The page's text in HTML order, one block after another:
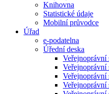
Knihovna
Statistické údaje
Mobilní průvodce
Úřad
e-podatelna
Úřední deska
Veřejnoprávní
Veřejnoprávní
Veřejnoprávní
Veřejnoprávní